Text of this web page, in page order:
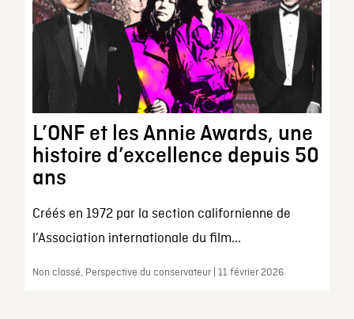
L’ONF et les Annie Awards, une
histoire d’excellence depuis 50
ans
Créés en 1972 par la section californienne de
l’Association internationale du film...
Non classé, Perspective du conservateur | 11 février 2026